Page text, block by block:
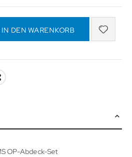
IN DEN WARENKORB
OP-Abdeck-Set